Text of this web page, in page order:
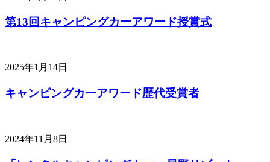
第13回キャンピングカーアワード授賞式
2025年1月14日
キャンピングカーアワード歴代受賞者
2024年11月8日